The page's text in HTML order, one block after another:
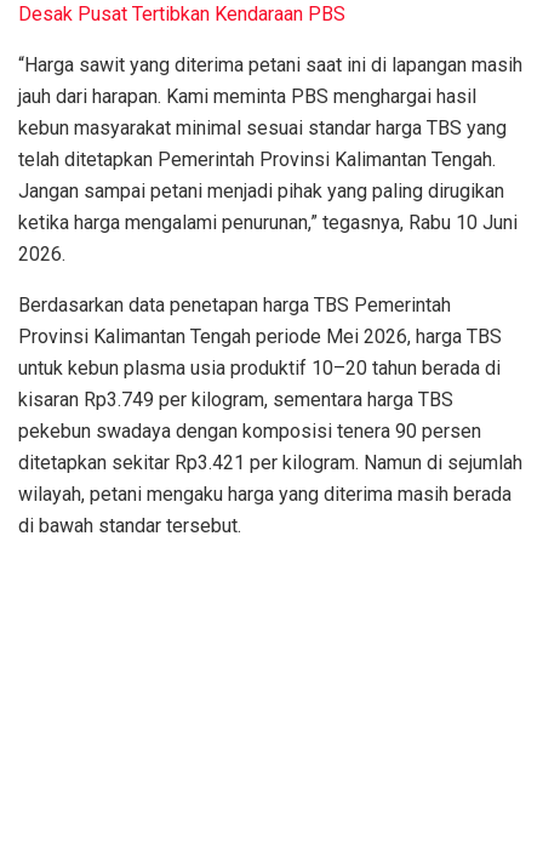
Desak Pusat Tertibkan Kendaraan PBS
“Harga sawit yang diterima petani saat ini di lapangan masih
jauh dari harapan. Kami meminta PBS menghargai hasil
kebun masyarakat minimal sesuai standar harga TBS yang
telah ditetapkan Pemerintah Provinsi Kalimantan Tengah.
Jangan sampai petani menjadi pihak yang paling dirugikan
ketika harga mengalami penurunan,” tegasnya, Rabu 10 Juni
2026.
Berdasarkan data penetapan harga TBS Pemerintah
Provinsi Kalimantan Tengah periode Mei 2026, harga TBS
untuk kebun plasma usia produktif 10–20 tahun berada di
kisaran Rp3.749 per kilogram, sementara harga TBS
pekebun swadaya dengan komposisi tenera 90 persen
ditetapkan sekitar Rp3.421 per kilogram. Namun di sejumlah
wilayah, petani mengaku harga yang diterima masih berada
di bawah standar tersebut.